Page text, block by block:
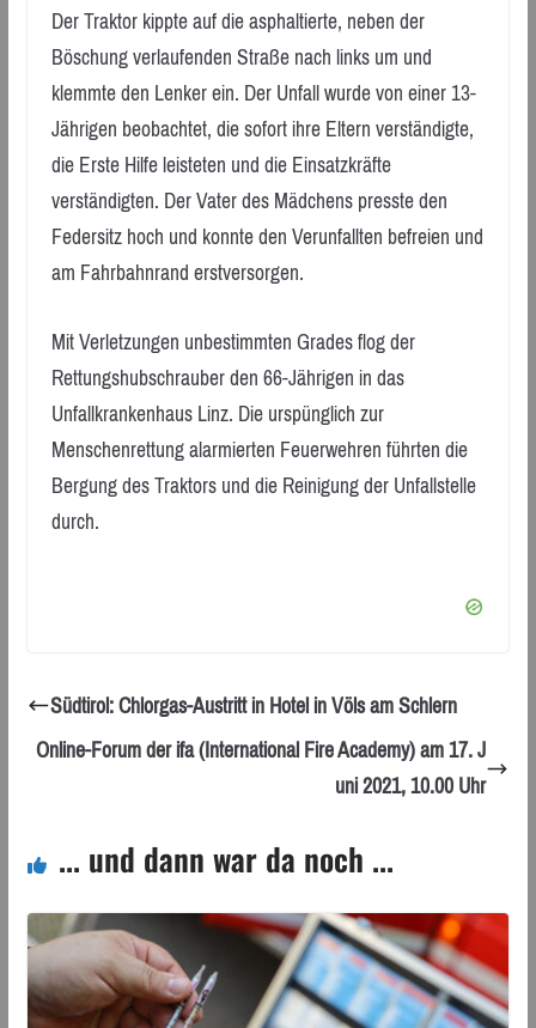
Der Traktor kippte auf die asphaltierte, neben der
Böschung verlaufenden Straße nach links um und
klemmte den Lenker ein. Der Unfall wurde von einer 13-
Jährigen beobachtet, die sofort ihre Eltern verständigte,
die Erste Hilfe leisteten und die Einsatzkräfte
verständigten. Der Vater des Mädchens presste den
Federsitz hoch und konnte den Verunfallten befreien und
am Fahrbahnrand erstversorgen.
Mit Verletzungen unbestimmten Grades flog der
Rettungshubschrauber den 66-Jährigen in das
Unfallkrankenhaus Linz. Die urspünglich zur
Menschenrettung alarmierten Feuerwehren führten die
Bergung des Traktors und die Reinigung der Unfallstelle
durch.
Südtirol: Chlorgas-Austritt in Hotel in Völs am Schlern
Online-Forum der ifa (International Fire Academy) am 17. J
uni 2021, 10.00 Uhr
... und dann war da noch ...